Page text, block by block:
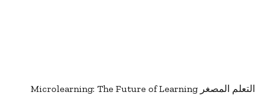
التعلم المصغر Microlearning: The Future of Learning